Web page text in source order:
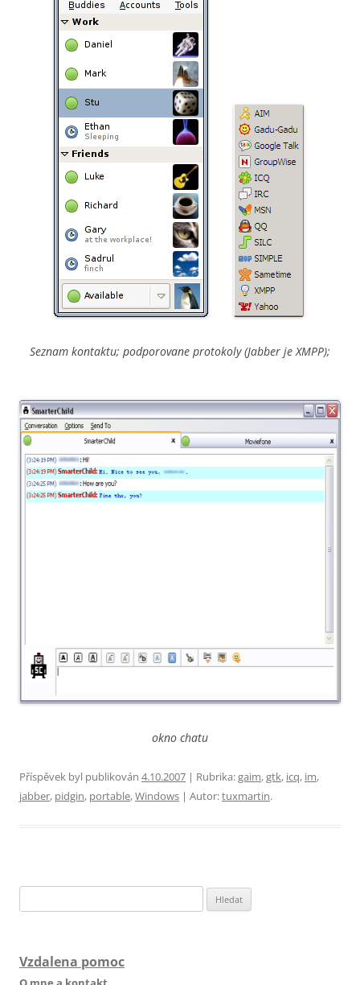
Seznam kontaktu; podporovane protokoly (Jabber je XMPP);
okno chatu
Příspěvek byl publikován 4.10.2007 | Rubrika:gaim,gtk, icq, im,
jabber, pidgin, portable,Windows | Autor:tuxmartin.
Vzdalena pomoc